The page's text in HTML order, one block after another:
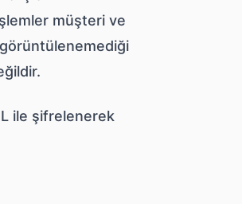
müşteri ve
ile şifrelenerek